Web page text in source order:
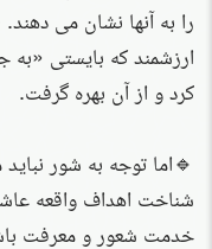
را به آنها نشان می
ارزشمند که بایستی «به
کرد و از آن بهره گرفت.
🔹اما توجه به شور
شناخت اهداف واقعه
خدمت شعور و معرفت